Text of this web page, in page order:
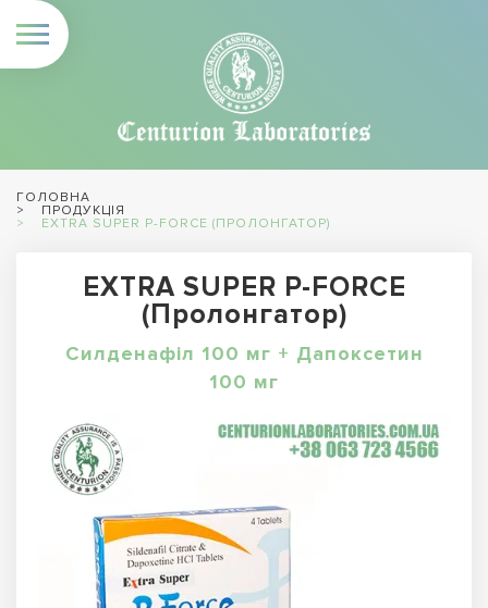
ГОЛОВНА
ПРОДУКЦІЯ
EXTRA SUPER P-FORCE (ПРОЛОНГАТОР)
EXTRA SUPER P-FORCE
(Пролонгатор)
Силденафіл 100 мг + Дапоксетин
100 мг